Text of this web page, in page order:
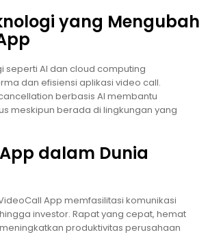
yang Mengubah
seperti AI dan cloud computing
dan efisiensi aplikasi video call.
berbasis AI membantu
meskipun berada di lingkungan yang
dalam Dunia
App memfasilitasi komunikasi
investor. Rapat yang cepat, hemat
produktivitas perusahaan